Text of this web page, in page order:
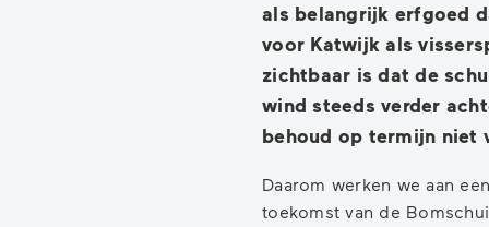
als belangrijk erfgoed
voor Katwijk als
zichtbaar is dat de
wind steeds verder
behoud op termijn niet
Daarom werken we aan
toekomst van de